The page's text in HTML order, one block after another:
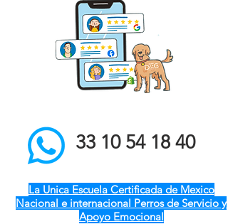
el mejor entrenador de
perros a domicilio qro ver
pue gdl cdmx mty cdmx
modest dog adiestramiento
33 10 54 18 40
La Unica Escuela Certificada de Mexico
Nacional e internacional Perros de Servicio y
Apoyo Emocional